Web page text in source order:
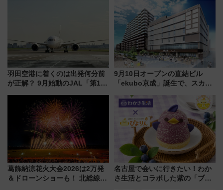
羽田空港に着くのは出発何分前
が正解？ 9月始動のJAL「第1タ
歩1キロ超え！ 知っておきたい
変更点まとめ
9月10日オープンの直結ビル
「ekubo京成」誕生で、スカイ
新鎌ヶ谷はどう変わる？ 全テナ
ント情報も公開！
葛飾納涼花火大会2026は2万発
＆ドローンショーも！ 北総線を
名古屋で会いに行きたい！わか
さ生活とコラボした紫の「ブル